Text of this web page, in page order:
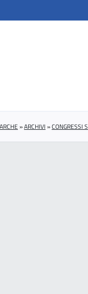
»ARCHIVI »CONGRESSI